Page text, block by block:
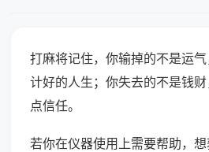
打麻将记住，你输掉的不是运
计好的人生；你失去的不是钱
点信任。
若你在仪器使用上需要帮助，